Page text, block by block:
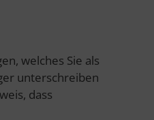
welches Sie als
unterschreiben
dass